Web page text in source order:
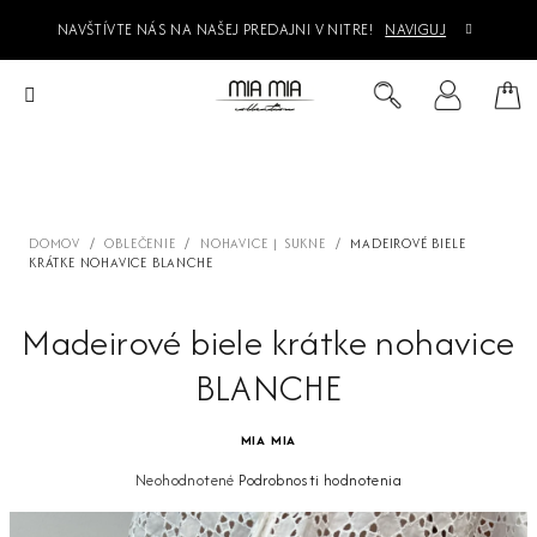
obsah
NAVŠTÍVTE NÁS NA NAŠEJ PREDAJNI V NITRE! NAVIGUJ
DOMOV / OBLEČENIE / NOHAVICE | SUKNE / MADEIROVÉ BIELE
KRÁTKE NOHAVICE BLANCHE
Madeirové biele krátke nohavice
BLANCHE
MIA MIA
Priemerné
produktu
Neohodnotené Podrobnosti hodnotenia